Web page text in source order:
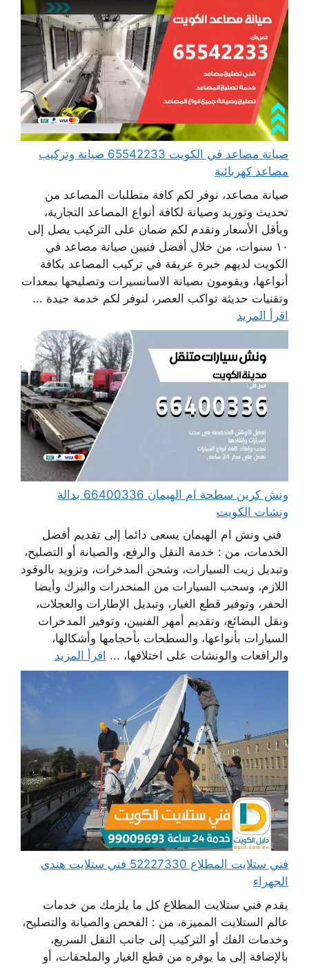
صيانة مصاعد في الكويت 65542233 صيانة وتركيب
مصاعد كهربائية
صيانة مصاعد، نوفر لكم كافة متطلبات المصاعد من
تحديث وتوريد وصيانة لكافة أنواع المصاعد التجارية،
وبأقل الأسعار ونقدم لكم ضمان على التركيب يصل إلى
١٠ سنوات، من خلال أفضل فنيين صيانة مصاعد في
الكويت لديهم خبرة عريقة في تركيب المصاعد بكافة
أنواعها، ويقومون بصيانة الاسانسيرات وتصليحها بمعدات
وتقنيات حديثة تواكب العصر، لنوفر لكم خدمة جيدة ...
اقرأ المزيد
ونش كرين سطحة ام الهيمان 66400336 بدالة
ونشات الكويت
فني ونش ام الهيمان يسعى دائما إلى تقديم أفضل
الخدمات، من : خدمة النقل والرفع، والصيانة أو التصليح،
وتبديل زيت السيارات، وشحن المدخرات، وتزويد بالوقود
اللازم، وسحب السيارات من المنحدرات والبرك وأيضا
الحفر، وتوفير قطع الغيار، وتبديل الإطارات والعجلات،
ونقل البضائع، وتقديم أمهر الفنيين، وتوفير المدخرات
السيارات بأنواعها، والسطحات بأحجامها وأشكالها،
والرافعات والونشات على اختلافها، ... اقرأ المزيد
فني ستلايت المطلاع 52227330 فني ستلايت هندي
الجهراء
يقدم فني ستلايت المطلاع كل ما يلزمك من خدمات
عالم الستلايت المميزة، من : الفحص والصيانة والتصليح،
وخدمات الفك أو التركيب إلى جانب النقل السريع،
بالإضافة إلى ما يوفره من قطع الغيار والملحقات، أو